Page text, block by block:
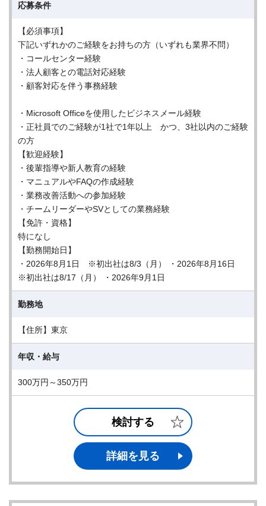
応募条件
【必須事項】
下記いずれかのご経験をお持ちの方（いずれも業界不問）
・コールセンター経験
・法人顧客との電話対応経験
・顧客対応を伴う事務経験
・Microsoft Officeを使用したビジネスメール経験
・正社員でのご経験が1社で1年以上 かつ、3社以内のご経験
の方
【歓迎経験】
・後輩指導や新人教育の経験
・マニュアルやFAQの作成経験
・業務改善活動への参加経験
・チームリーダーやSVとしての業務経験
【免許・資格】
特になし
【勤務開始日】
・2026年8月1日 ※初出社は8/3（月） ・2026年8月16日
※初出社は8/17（月） ・2026年9月1日
勤務地
【住所】東京
年収・給与
300万円～350万円
検討する
詳細を見る